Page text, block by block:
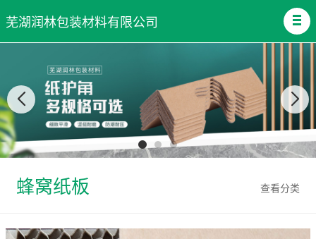
芜湖润林包装材料有限公司
查看分类
蜂窝纸板